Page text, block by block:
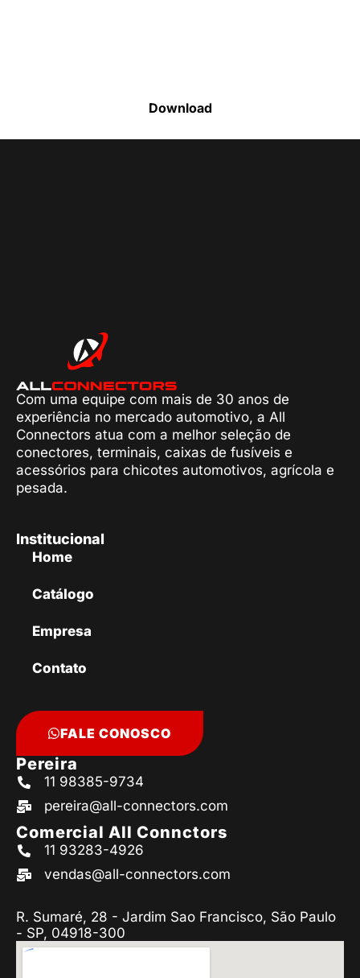
Download
Com uma equipe com mais de 30 anos de
experiência no mercado automotivo, a All
Connectors atua com a melhor seleção de
conectores, terminais, caixas de fusíveis e
acessórios para chicotes automotivos, agrícola e
pesada.
Institucional
Home
Catálogo
Empresa
Contato
FALE CONOSCO
Pereira
11 98385-9734
pereira@all-connectors.com
Comercial All Connctors
11 93283-4926
vendas@all-connectors.com
R. Sumaré, 28 - Jardim Sao Francisco, São Paulo
- SP, 04918-300